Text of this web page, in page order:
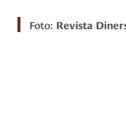
Foto: Revista